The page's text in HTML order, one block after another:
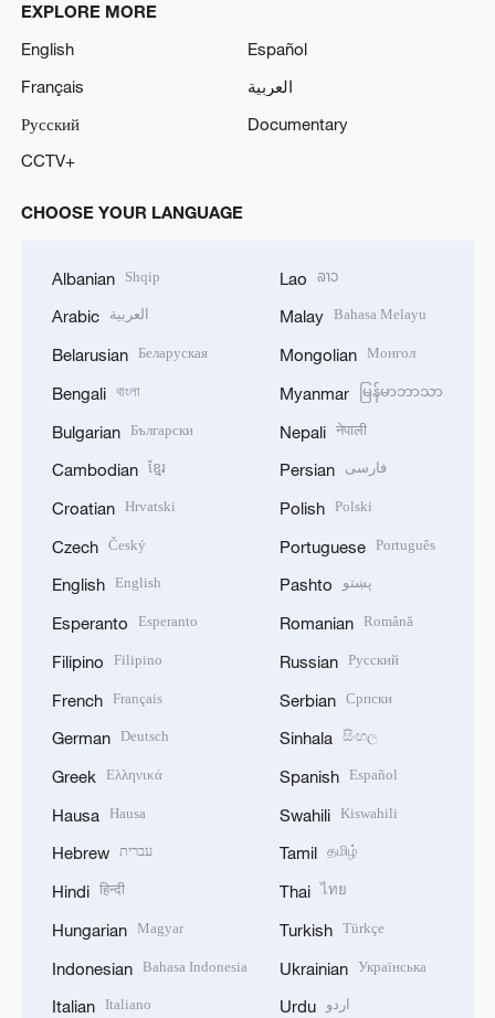
EXPLORE MORE
English
Español
Français
العربية
Русский
Documentary
CCTV+
CHOOSE YOUR LANGUAGE
Albanian Shqip
Arabic العربية
Belarusian Беларуская
Bengali বাংলা
Bulgarian Български
Cambodian ខ្មែរ
Croatian Hrvatski
Czech Český
English English
Esperanto Esperanto
Filipino Filipino
French Français
German Deutsch
Greek Ελληνικά
Hausa Hausa
Hebrew עברית
Hindi हिन्दी
Hungarian Magyar
Indonesian Bahasa Indonesia
Italian Italiano
Lao ລາວ
Malay Bahasa Melayu
Mongolian Монгол
Myanmar မြန်မာဘာသာ
Nepali नेपाली
Persian فارسی
Polish Polski
Portuguese Português
Pashto پښتو
Romanian Română
Russian Русский
Serbian Српски
Sinhala සිංහල
Spanish Español
Swahili Kiswahili
Tamil தமிழ்
Thai ไทย
Turkish Türkçe
Ukrainian Українська
Urdu اردو